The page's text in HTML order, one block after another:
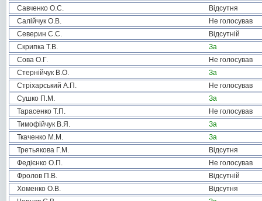
Савченко О.С.
Відсутня
Салійчук О.В.
Не голосував
Северин С.С.
Відсутній
Скрипка Т.В.
За
Сова О.Г.
Не голосував
Стернійчук В.О.
За
Стріхарський А.П.
Не голосував
Сушко П.М.
За
Тарасенко Т.П.
Не голосував
Тимофійчук В.Я.
За
Ткаченко М.М.
За
Третьякова Г.М.
Відсутня
Федієнко О.П.
Не голосував
Фролов П.В.
Відсутній
Хоменко О.В.
Відсутня